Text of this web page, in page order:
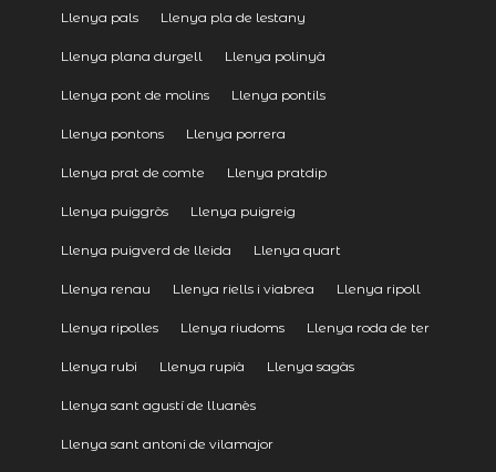
Llenya pals Llenya pla de lestany
Llenya plana durgell Llenya polinyà
Llenya pont de molins Llenya pontils
Llenya pontons Llenya porrera
Llenya prat de comte Llenya pratdip
Llenya puiggròs Llenya puigreig
Llenya puigverd de lleida Llenya quart
Llenya renau Llenya riells i viabrea Llenya ripoll
Llenya ripolles Llenya riudoms Llenya roda de ter
Llenya rubi Llenya rupià Llenya sagàs
Llenya sant agustí de lluanès
Llenya sant antoni de vilamajor